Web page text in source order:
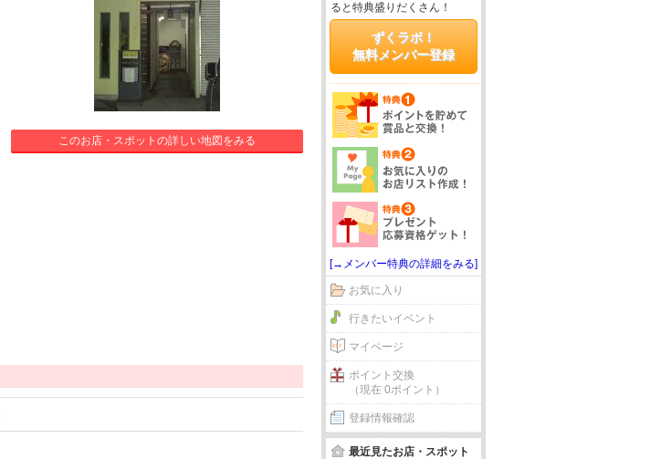
このお店・スポットの詳しい地図をみる
ると特典盛りだくさん！
ずくラボ！
無料メンバー登録
[→メンバー特典の詳細をみる]
お気に入り
行きたいイベント
マイページ
ポイント交換
（現在 0ポイント）
登録情報確認
最近見たお店・スポット